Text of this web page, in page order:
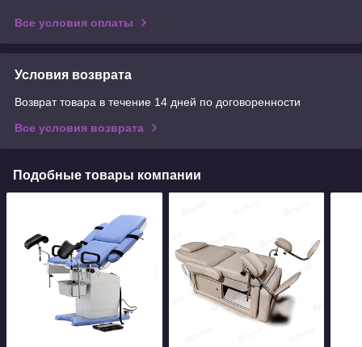
Все условия оплаты
Условия возврата
Возврат товара в течение 14 дней по договоренности
Все условия возврата
Подобные товары компании